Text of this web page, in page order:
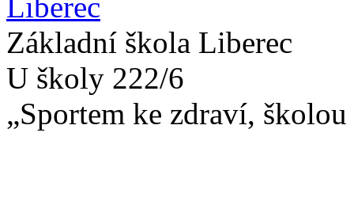
Základní škola Liberec
U školy 222/6
„Sportem ke zdraví,